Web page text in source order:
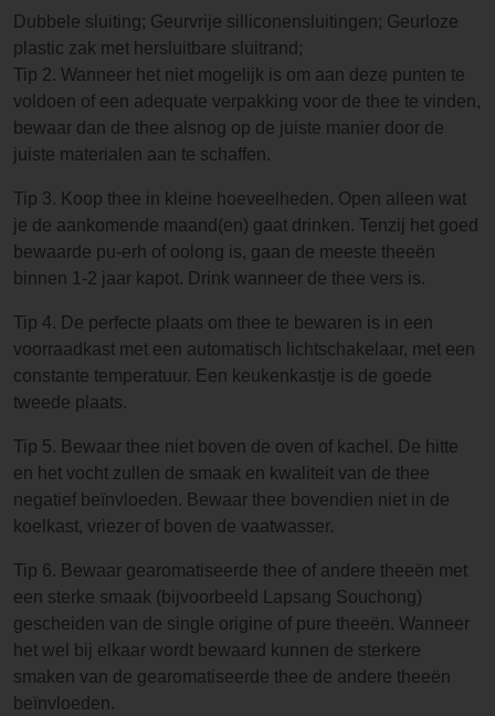
Dubbele sluiting; Geurvrije silliconensluitingen; Geurloze
plastic zak met hersluitbare sluitrand;
Tip 2. Wanneer het niet mogelijk is om aan deze punten te
voldoen of een adequate verpakking voor de thee te vinden,
bewaar dan de thee alsnog op de juiste manier door de
juiste materialen aan te schaffen.
Tip 3. Koop thee in kleine hoeveelheden. Open alleen wat
je de aankomende maand(en) gaat drinken. Tenzij het goed
bewaarde pu-erh of oolong is, gaan de meeste theeën
binnen 1-2 jaar kapot. Drink wanneer de thee vers is.
Tip 4. De perfecte plaats om thee te bewaren is in een
voorraadkast met een automatisch lichtschakelaar, met een
constante temperatuur. Een keukenkastje is de goede
tweede plaats.
Tip 5. Bewaar thee niet boven de oven of kachel. De hitte
en het vocht zullen de smaak en kwaliteit van de thee
negatief beïnvloeden. Bewaar thee bovendien niet in de
koelkast, vriezer of boven de vaatwasser.
Tip 6. Bewaar gearomatiseerde thee of andere theeën met
een sterke smaak (bijvoorbeeld Lapsang Souchong)
gescheiden van de single origine of pure theeën. Wanneer
het wel bij elkaar wordt bewaard kunnen de sterkere
smaken van de gearomatiseerde thee de andere theeën
beïnvloeden.